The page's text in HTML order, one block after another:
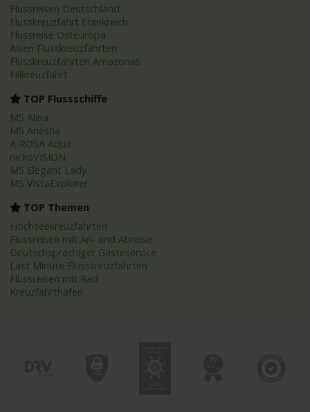
Flussreisen Deutschland
Flusskreuzfahrt Frankreich
Flussreise Osteuropa
Asien Flusskreuzfahrten
Flusskreuzfahrten Amazonas
Nilkreuzfahrt
TOP Flussschiffe
MS Alina
MS Anesha
A-ROSA Aqua
nickoVISION
MS Elegant Lady
MS VistaExplorer
TOP Themen
Hochseekreuzfahrten
Flussreisen mit An- und Abreise
Deutschsprachiger Gästeservice
Last Minute Flusskreuzfahrten
Flussreisen mit Rad
Kreuzfahrthäfen